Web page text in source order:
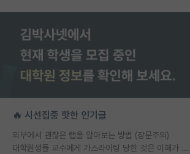
🔥 시선집중 핫한 인기글
외부에서 괜찮은 랩을 알아보는 방법 (장문주의)
대학원생들 교수에게 가스라이팅 당한 것은 이해가 갑니다. 안타깝네요.